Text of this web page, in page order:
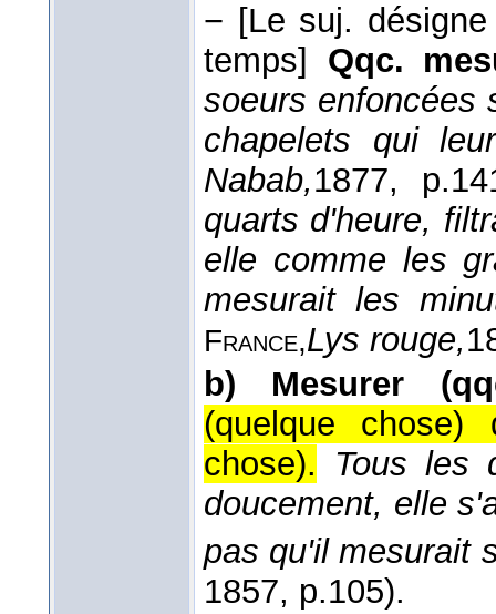
− [Le suj.
temps]
Qqc.
soeurs enfoncées
chapelets qui
Nabab,1877,
quarts d'heure,
elle comme les
mesurait les
France,Lys rouge,
b)
Mesurer
(quelque chose)
chose).
Tous les
doucement, elle
pas qu'il mesurait
1857, p.105).